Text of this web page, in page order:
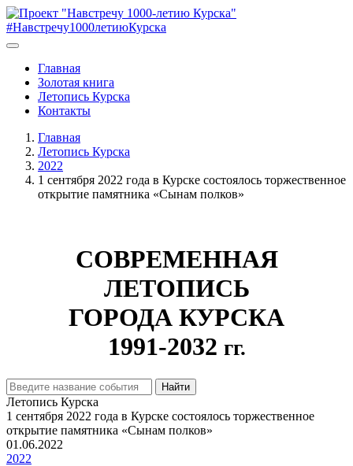
#Навстречу1000летиюКурска
Главная
Золотая книга
Летопись Курска
Контакты
Главная
Летопись Курска
2022
1 сентября 2022 года в Курске состоялось торжественное
открытие памятника «Сынам полков»
СОВРЕМЕННАЯ
ЛЕТОПИСЬ
ГОРОДА КУРСКА
1991-2032 гг.
Найти
Летопись Курска
1 сентября 2022 года в Курске состоялось торжественное
открытие памятника «Сынам полков»
01.06.2022
2022